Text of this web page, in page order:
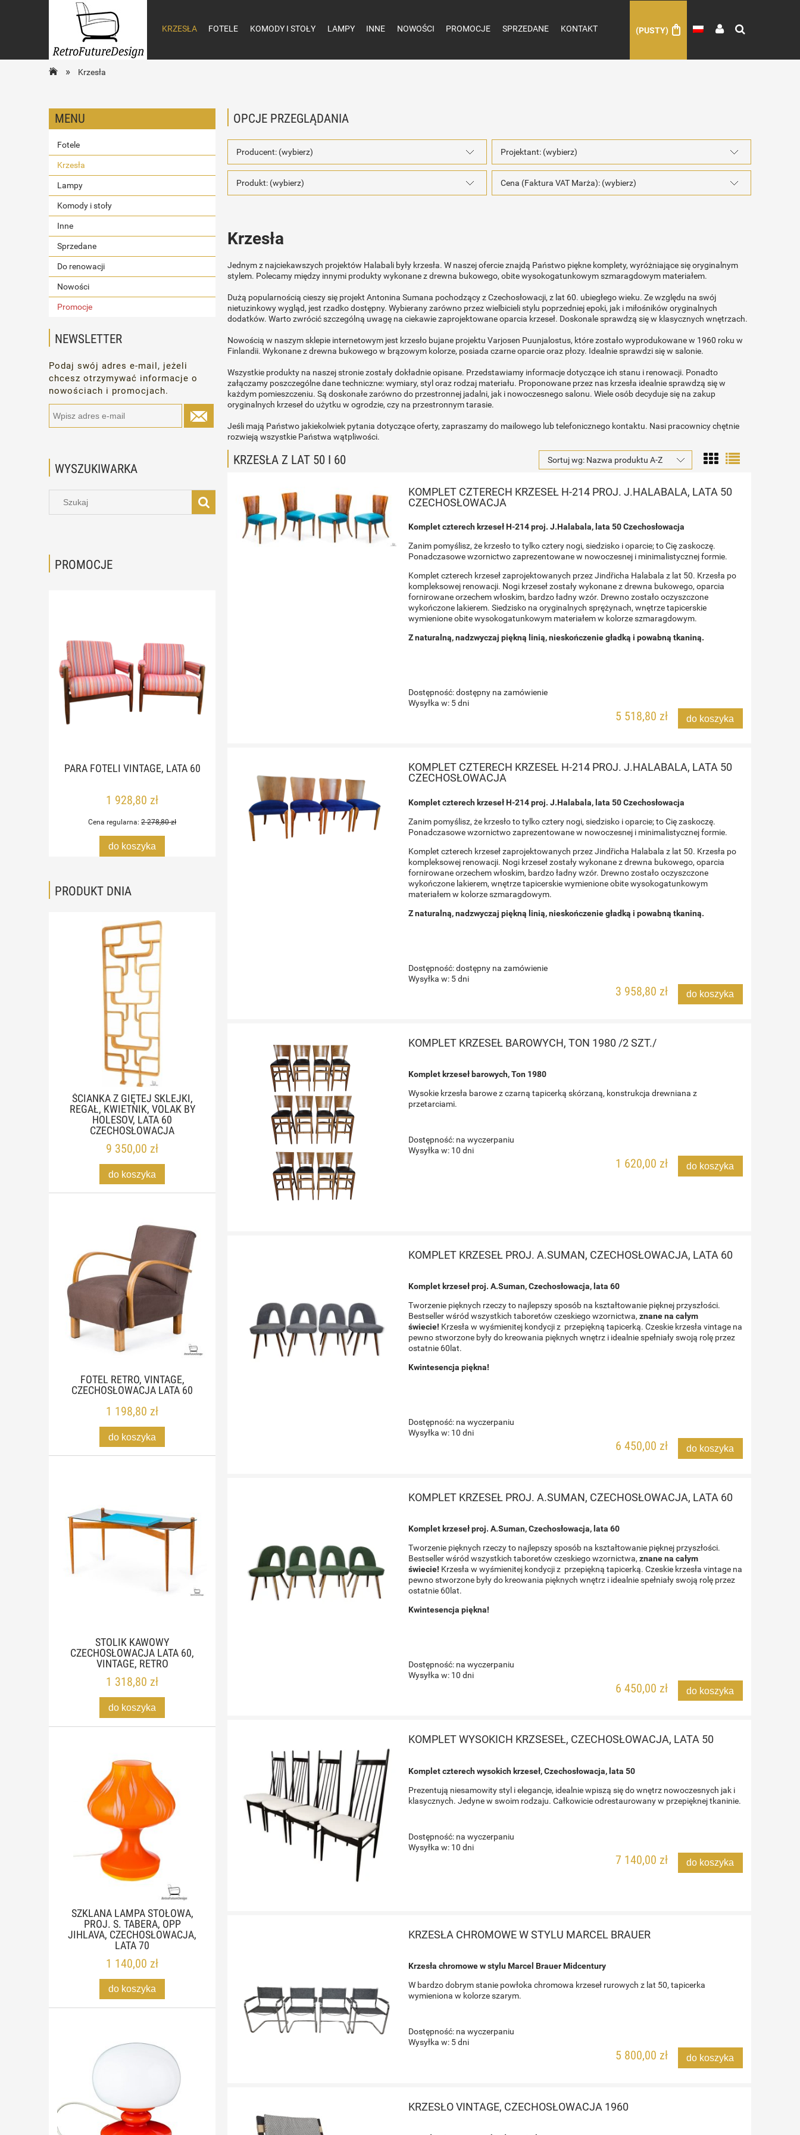
(PUSTY)
KRZESŁA FOTELE KOMODY I STOŁY LAMPY INNE NOWOŚCI PROMOCJE SPRZEDANE KONTAKT
» Krzesła
MENU
Fotele
Krzesła
Lampy
Komody i stoły
Inne
Sprzedane
Do renowacji
Nowości
Promocje
NEWSLETTER
Podaj swój adres e-mail, jeżeli
chcesz otrzymywać informacje o
nowościach i promocjach.
WYSZUKIWARKA
PROMOCJE
PARA FOTELI VINTAGE, LATA 60
1 928,80 zł
Cena regularna: 2 278,80 zł
do koszyka
CZECHOSŁOWACJA, LATA 60
649,00 zł
Cena regularna:900,00 zł
LAMPKA BIURKOWA, LIDOKOV,
CZECHOSŁOWACJA, LATA 60
649,00 zł
Cena regularna:900,00 zł
do koszyka
SKÓRZANY FOTEL OBROTOWY,
4 179,00 zł
Cena regularna: 4 680,00 zł
do koszyka
PRODUKT DNIA
ŚCIANKA Z GIĘTEJ SKLEJKI,
REGAŁ, KWIETNIK, VOLAK BY
HOLESOV, LATA 60
CZECHOSŁOWACJA
9 350,00 zł
do koszyka
FOTEL RETRO, VINTAGE,
CZECHOSŁOWACJA LATA 60
1 198,80 zł
do koszyka
STOLIK KAWOWY
CZECHOSŁOWACJA LATA 60,
VINTAGE, RETRO
1 318,80 zł
do koszyka
SZKLANA LAMPA STOŁOWA,
PROJ. S. TABERA, OPP
JIHLAVA, CZECHOSŁOWACJA,
LATA 70
1 140,00 zł
do koszyka
OPCJE PRZEGLĄDANIA
Producent: (wybierz) Projektant: (wybierz)
Produkt: (wybierz) Cena (Faktura VAT Marża): (wybierz)
Krzesła
Jednym z najciekawszych projektów Halabali były krzesła. W naszej ofercie znajdą Państwo piękne komplety, wyróżniające się oryginalnym
stylem. Polecamy między innymi produkty wykonane z drewna bukowego, obite wysokogatunkowym szmaragdowym materiałem.
Dużą popularnością cieszy się projekt Antonina Sumana pochodzący z Czechosłowacji, z lat 60. ubiegłego wieku. Ze względu na swój
nietuzinkowy wygląd, jest rzadko dostępny. Wybierany zarówno przez wielbicieli stylu poprzedniej epoki, jak i miłośników oryginalnych
dodatków. Warto zwrócić szczególną uwagę na ciekawie zaprojektowane oparcia krzeseł. Doskonale sprawdzą się w klasycznych wnętrzach.
Nowością w naszym sklepie internetowym jest krzesło bujane projektu Varjosen Puunjalostus, które zostało wyprodukowane w 1960 roku w
Finlandii. Wykonane z drewna bukowego w brązowym kolorze, posiada czarne oparcie oraz płozy. Idealnie sprawdzi się w salonie.
Wszystkie produkty na naszej stronie zostały dokładnie opisane. Przedstawiamy informacje dotyczące ich stanu i renowacji. Ponadto
załączamy poszczególne dane techniczne: wymiary, styl oraz rodzaj materiału. Proponowane przez nas krzesła idealnie sprawdzą się w
każdym pomieszczeniu. Są doskonałe zarówno do przestronnej jadalni, jak i nowoczesnego salonu. Wiele osób decyduje się na zakup
oryginalnych krzeseł do użytku w ogrodzie, czy na przestronnym tarasie.
Jeśli mają Państwo jakiekolwiek pytania dotyczące oferty, zapraszamy do mailowego lub telefonicznego kontaktu. Nasi pracownicy chętnie
rozwieją wszystkie Państwa wątpliwości.
KRZESŁA Z LAT 50 I 60 Sortuj wg: Nazwa produktu A-Z
KOMPLET CZTERECH KRZESEŁ H-214 PROJ. J.HALABALA, LATA 50
CZECHOSŁOWACJA
Komplet czterech krzeseł H-214 proj. J.Halabala, lata 50 Czechosłowacja
Zanim pomyślisz, że krzesło to tylko cztery nogi, siedzisko i oparcie; to Cię zaskoczę.
Ponadczasowe wzornictwo zaprezentowane w nowoczesnej i minimalistycznej formie.
Komplet czterech krzeseł zaprojektowanych przez Jindřicha Halabala z lat 50. Krzesła po
kompleksowej renowacji. Nogi krzeseł zostały wykonane z drewna bukowego, oparcia
fornirowane orzechem włoskim, bardzo ładny wzór. Drewno zostało oczyszczone
wykończone lakierem. Siedzisko na oryginalnych sprężynach, wnętrze tapicerskie
wymienione obite wysokogatunkowym materiałem w kolorze szmaragdowym.
Z naturalną, nadzwyczaj piękną linią, nieskończenie gładką i powabną tkaniną.
Dostępność:dostępny na zamówienie
Wysyłka w: 5 dni
5 518,80 zł do koszyka
KOMPLET CZTERECH KRZESEŁ H-214 PROJ. J.HALABALA, LATA 50
CZECHOSŁOWACJA
Komplet czterech krzeseł H-214 proj. J.Halabala, lata 50 Czechosłowacja
Zanim pomyślisz, że krzesło to tylko cztery nogi, siedzisko i oparcie; to Cię zaskoczę.
Ponadczasowe wzornictwo zaprezentowane w nowoczesnej i minimalistycznej formie.
Komplet czterech krzeseł zaprojektowanych przez Jindřicha Halabala z lat 50. Krzesła po
kompleksowej renowacji. Nogi krzeseł zostały wykonane z drewna bukowego, oparcia
fornirowane orzechem włoskim, bardzo ładny wzór. Drewno zostało oczyszczone
wykończone lakierem, wnętrze tapicerskie wymienione obite wysokogatunkowym
materiałem w kolorze szmaragdowym.
Z naturalną, nadzwyczaj piękną linią, nieskończenie gładką i powabną tkaniną.
Dostępność:dostępny na zamówienie
Wysyłka w: 5 dni
3 958,80 zł do koszyka
KOMPLET KRZESEŁ BAROWYCH, TON 1980 /2 SZT./
Komplet krzeseł barowych, Ton 1980
Wysokie krzesła barowe z czarną tapicerką skórzaną, konstrukcja drewniana z
przetarciami.
Dostępność: na wyczerpaniu
Wysyłka w: 10 dni
1 620,00 zł do koszyka
KOMPLET KRZESEŁ PROJ. A.SUMAN, CZECHOSŁOWACJA, LATA 60
Komplet krzeseł proj. A.Suman, Czechosłowacja, lata 60
Tworzenie pięknych rzeczy to najlepszy sposób na kształtowanie pięknej przyszłości.
Bestseller wśród wszystkich taboretów czeskiego wzornictwa,znane na całym
świecie! Krzesła w wyśmienitej kondycji z przepiękną tapicerką. Czeskie krzesła vintage na
pewno stworzone były do kreowania pięknych wnętrz i idealnie spełniały swoją rolę przez
ostatnie 60lat.
Kwintesencja piękna!
Dostępność: na wyczerpaniu
Wysyłka w: 10 dni
6 450,00 zł do koszyka
KOMPLET KRZESEŁ PROJ. A.SUMAN, CZECHOSŁOWACJA, LATA 60
Komplet krzeseł proj. A.Suman, Czechosłowacja, lata 60
Tworzenie pięknych rzeczy to najlepszy sposób na kształtowanie pięknej przyszłości.
Bestseller wśród wszystkich taboretów czeskiego wzornictwa,znane na całym
świecie! Krzesła w wyśmienitej kondycji z przepiękną tapicerką. Czeskie krzesła vintage na
pewno stworzone były do kreowania pięknych wnętrz i idealnie spełniały swoją rolę przez
ostatnie 60lat.
Kwintesencja piękna!
Dostępność: na wyczerpaniu
Wysyłka w: 10 dni
6 450,00 zł do koszyka
KOMPLET WYSOKICH KRZSESEŁ, CZECHOSŁOWACJA, LATA 50
Komplet czterech wysokich krzeseł, Czechosłowacja, lata 50
Prezentują niesamowity styl i elegancje, idealnie wpiszą się do wnętrz nowoczesnych jak i
klasycznych. Jedyne w swoim rodzaju. Całkowicie odrestaurowany w przepięknej tkaninie.
Dostępność: na wyczerpaniu
Wysyłka w: 10 dni
7 140,00 zł do koszyka
KRZESŁA CHROMOWE W STYLU MARCEL BRAUER
Krzesła chromowe w stylu Marcel Brauer Midcentury
W bardzo dobrym stanie powłoka chromowa krzeseł rurowych z lat 50, tapicerka
wymieniona w kolorze szarym.
Dostępność: na wyczerpaniu
Wysyłka w: 5 dni
5 800,00 zł do koszyka
KRZESŁO VINTAGE, CZECHOSŁOWACJA 1960